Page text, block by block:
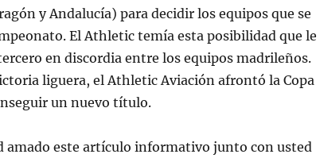
y Andalucía) para decidir los equipos que se
El Athletic temía esta posibilidad que le
en discordia entre los equipos madrileños.
liguera, el Athletic Aviación afrontó la Copa
un nuevo título.
amado este artículo informativo junto con usted